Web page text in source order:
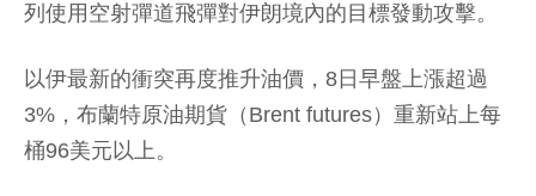
列使用空射彈道飛彈對伊朗境內的目標發動攻擊。
以伊最新的衝突再度推升油價，8日早盤上漲超過
3%，布蘭特原油期貨（Brent futures）重新站上每
桶96美元以上。